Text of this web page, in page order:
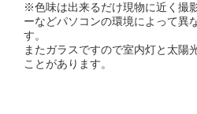
※色味は出来るだけ現物に近く撮
ーなどパソコンの環境によって異
す。
またガラスですので室内灯と太陽
ことがあります。